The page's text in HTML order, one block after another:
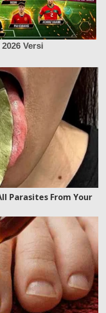
Parasites From Your